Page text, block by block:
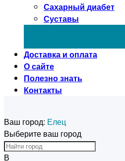
Сахарный диабет
Суставы
Доставка и оплата
О сайте
Полезно знать
Контакты
Ваш город: Елец
Выберите ваш город
В